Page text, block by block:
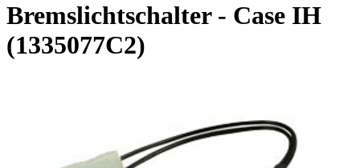
Bremslichtschalter - Case IH
(1335077C2)